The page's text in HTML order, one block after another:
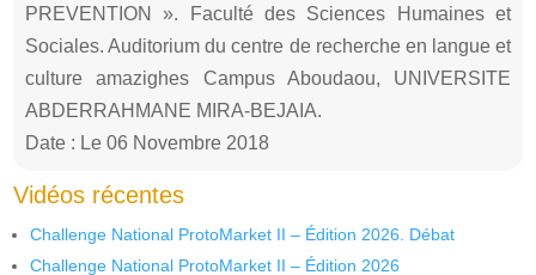
PREVENTION ». Faculté des Sciences Humaines et
Sociales. Auditorium du centre de recherche en langue et
culture amazighes Campus Aboudaou, UNIVERSITE
ABDERRAHMANE MIRA-BEJAIA.
Date : Le 06 Novembre 2018
Vidéos récentes
Challenge National ProtoMarket II – Édition 2026. Débat
Challenge National ProtoMarket II – Édition 2026